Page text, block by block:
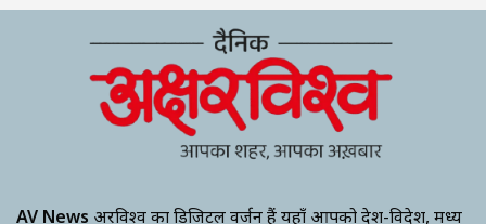
AV News अक्षरविश्व का डिजिटल वर्जन हैं यहाँ आपको देश-विदेश, मध्य